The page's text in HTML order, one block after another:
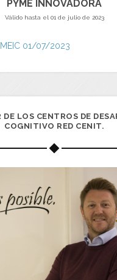
PYME INNOVADORA
Válido hasta el 01 de julio de 2023
DE LOS CENTROS DE
COGNITIVO RED CENIT.